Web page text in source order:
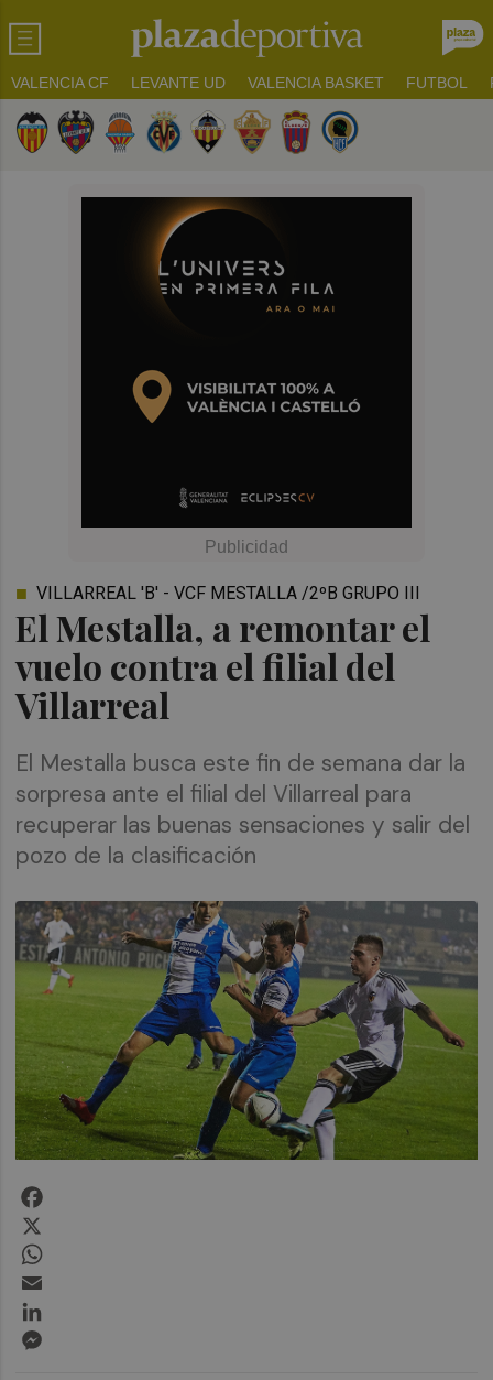
VALENCIA CF LEVANTE UD VALENCIA BASKET FUTBOL
El Mestalla, a remontar el
vuelo contra el filial del
Villarreal
VILLARREAL 'B' - VCF MESTALLA /2ºB GRUPO III
El Mestalla busca este fin de semana dar la
sorpresa ante el filial del Villarreal para
recuperar las buenas sensaciones y salir del
pozo de la clasificación